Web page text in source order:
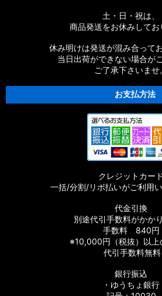
土・日・祝は、
商品発送をお休みしてお
休み明けは発送が混み合って
当日出荷ができない場合が
ご了承下さいませ
お支払方法
クレジットカード
一括/分割/リボ払いがご利用い
代金引換
別途代引手数料がかかり
手数料 840円
※10,000円（税抜）以上
代引手数料無料
銀行振込
・ゆうちょ銀行